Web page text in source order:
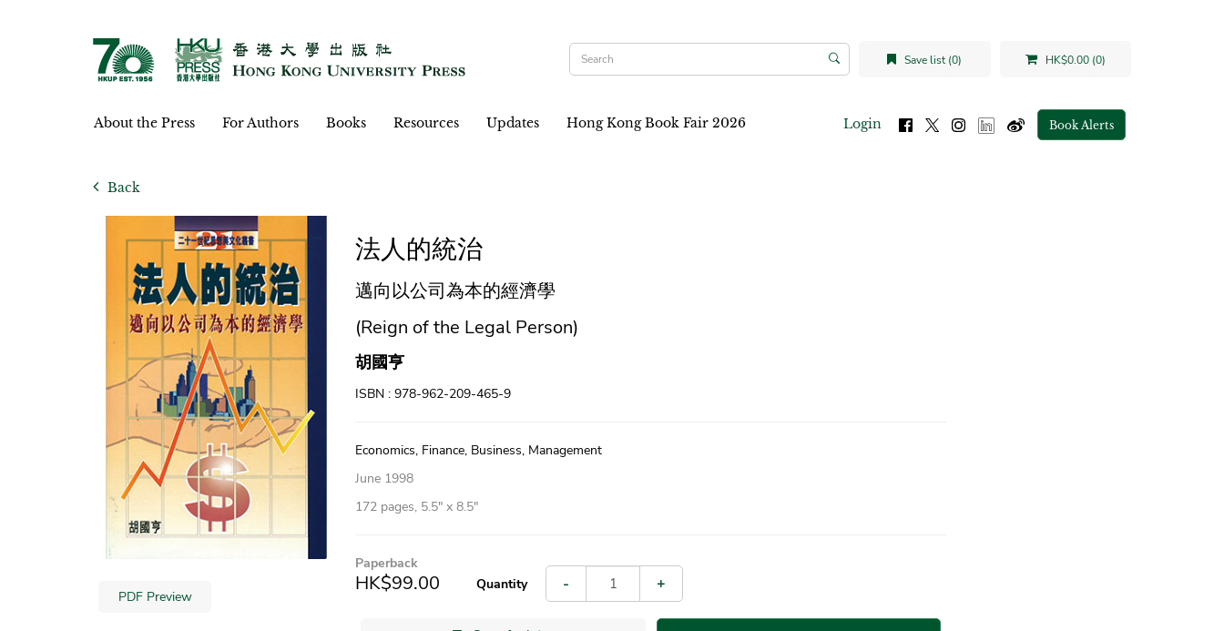
Save list (0) HK$0.00 (0)
About the Press For Authors Books Resources Updates Hong Kong Book Fair 2026 Login Book Alerts
Back
PDF Preview
法人的統治
邁向以公司為本的經濟學
(Reign of the Legal Person)
胡國亨
ISBN : 978-962-209-465-9
Economics, Finance, Business, Management
June 1998
172 pages, 5.5″ x 8.5″
Paperback
HK$99.00 Quantity - +